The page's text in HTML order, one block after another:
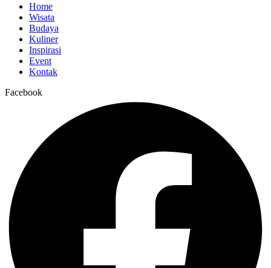
Home
Wisata
Budaya
Kuliner
Inspirasi
Event
Kontak
Facebook